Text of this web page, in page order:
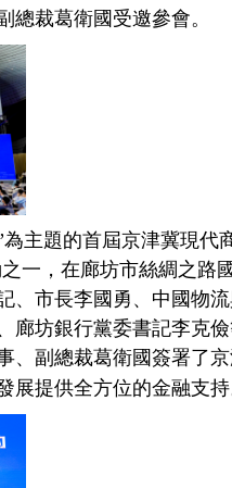
總裁葛衛國受邀參會。
主題的首屆京津冀現代
一，在廊坊市絲綢之路
、市長李國勇、中國物
廊坊銀行黨委書記李克
、副總裁葛衛國簽署了
提供全方位的金融支持